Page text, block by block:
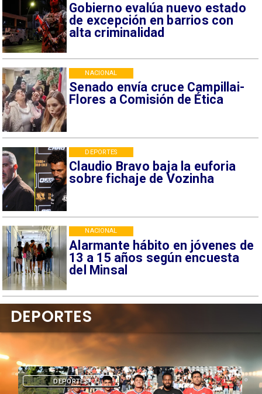
Gobierno evalúa nuevo estado
de excepción en barrios con
alta criminalidad
Senado envía cruce Campillai-
Flores a Comisión de Ética
NACIONAL
Claudio Bravo baja la euforia
sobre fichaje de Vozinha
DEPORTES
Alarmante hábito en jóvenes de
13 a 15 años según encuesta
del Minsal
NACIONAL
DEPORTES
DEPORTES